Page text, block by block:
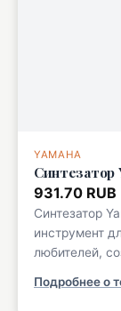
YAMAHA
Синтезатор
931.70 RUB
Синтезатор
инструмент
любителей,
Подробнее о